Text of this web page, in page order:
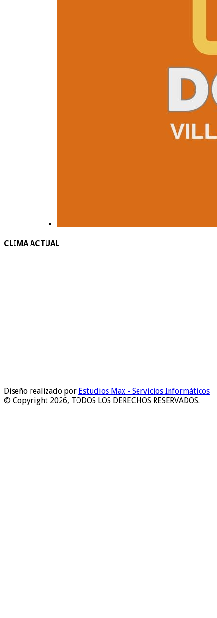
CLIMA ACTUAL
Diseño realizado por Estudios Max - Servicios Informáticos
© Copyright 2026, TODOS LOS DERECHOS RESERVADOS.